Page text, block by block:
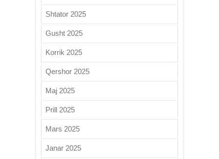
Shtator 2025
Gusht 2025
Korrik 2025
Qershor 2025
Maj 2025
Prill 2025
Mars 2025
Janar 2025